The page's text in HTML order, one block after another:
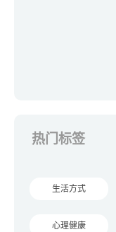
热门标签
生活方式
心理健康